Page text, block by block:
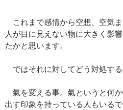
これまで感情から空想、空気
人が目に見えない物に大きく影
たかと思います。
ではそれに対してどう対処する
氣を変える事。氣というと何
出す印象を持っている人もいる